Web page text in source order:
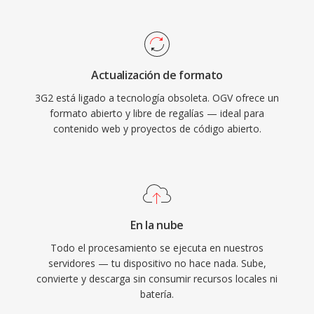
formatos de vídeo libremente implementables
propuestos para el elemento vídeo de HTML5.
Firefox y Chrome implementaron soporte
nativo para OGV, demostrando qué el vídeo
web podia funcionar sin depender de
complementos propietarios o códecs
metadatos Skeleton dentro del contenedor
de código abierto, el formato sigue disponible
en distribuciones Linux, herramientas de
medios de código abierto y contextos dónde la
Actualización de formato
3G2 está ligado a tecnología obsoleta. OGV ofrece un
formato abierto y libre de regalías — ideal para
contenido web y proyectos de código abierto.
En la nube
Todo el procesamiento se ejecuta en nuestros
servidores — tu dispositivo no hace nada. Sube,
convierte y descarga sin consumir recursos locales ni
batería.